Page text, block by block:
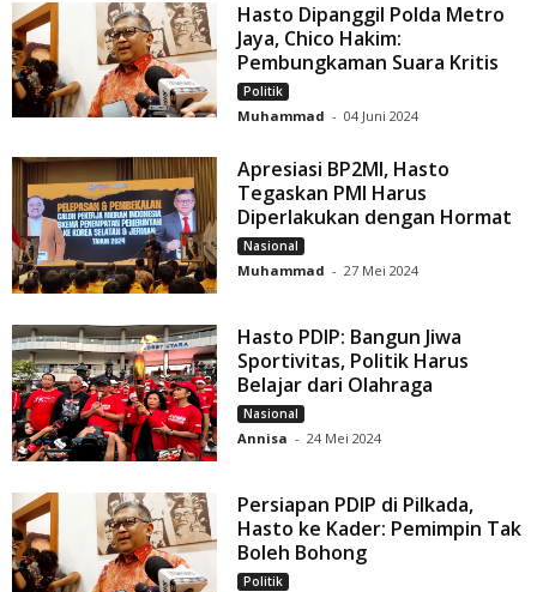
Hasto Dipanggil Polda Metro
Jaya, Chico Hakim:
Pembungkaman Suara Kritis
Politik
Muhammad - 04 Juni 2024
Apresiasi BP2MI, Hasto
Tegaskan PMI Harus
Diperlakukan dengan Hormat
Nasional
Muhammad - 27 Mei 2024
Hasto PDIP: Bangun Jiwa
Sportivitas, Politik Harus
Belajar dari Olahraga
Nasional
Annisa - 24 Mei 2024
Persiapan PDIP di Pilkada,
Hasto ke Kader: Pemimpin Tak
Boleh Bohong
Politik